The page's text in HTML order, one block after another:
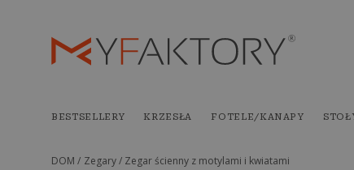
BESTSELLERY KRZESŁA FOTELE/KANAPY
DOM / Zegary / Zegar ścienny z motylami i kwiatami